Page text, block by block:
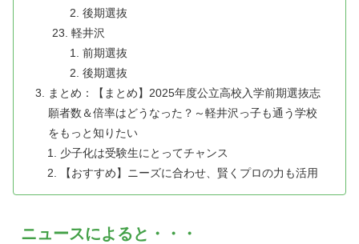
後期選抜
軽井沢
前期選抜
後期選抜
まとめ：【まとめ】2025年度公立高校入学前期選抜志
願者数＆倍率はどうなった？～軽井沢っ子も通う学校
をもっと知りたい
少子化は受験生にとってチャンス
【おすすめ】ニーズに合わせ、賢くプロの力も活用
ニュースによると・・・